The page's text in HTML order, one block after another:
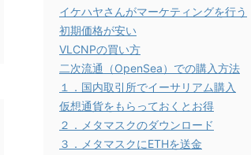
イケハヤさんがマーケティングを行う
初期価格が安い
VLCNPの買い方
二次流通（OpenSea）での購入方法
１．国内取引所でイーサリアム購入
仮想通貨をもらっておくとお得
２．メタマスクのダウンロード
３．メタマスクにETHを送金